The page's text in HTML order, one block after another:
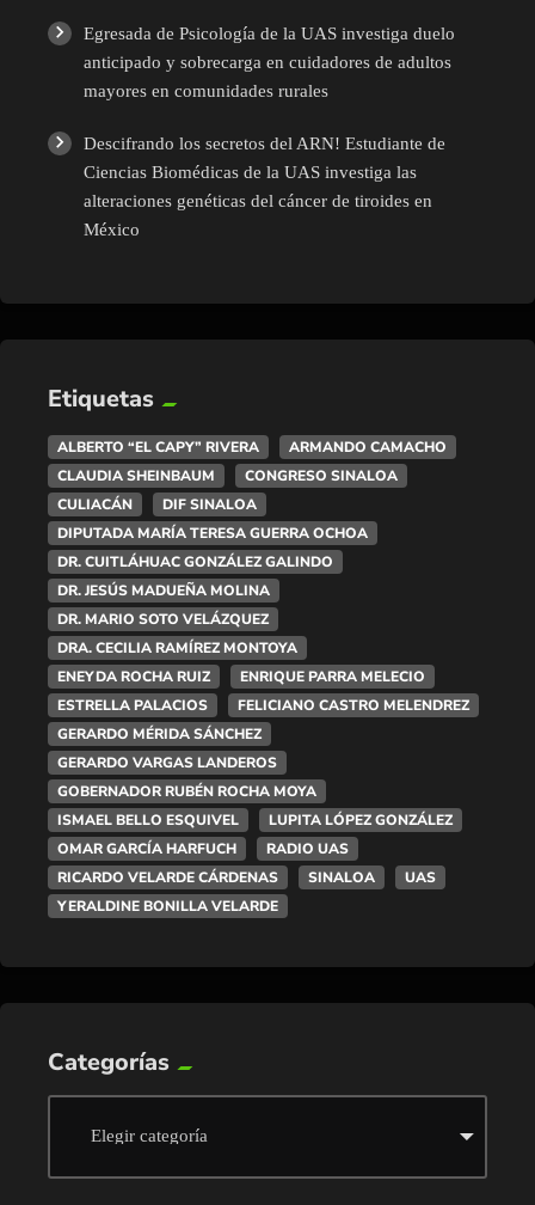
Egresada de Psicología de la UAS investiga duelo
anticipado y sobrecarga en cuidadores de adultos
mayores en comunidades rurales
Descifrando los secretos del ARN! Estudiante de
Ciencias Biomédicas de la UAS investiga las
alteraciones genéticas del cáncer de tiroides en
México
Etiquetas
ALBERTO “EL CAPY” RIVERA
ARMANDO CAMACHO
CLAUDIA SHEINBAUM
CONGRESO SINALOA
CULIACÁN
DIF SINALOA
DIPUTADA MARÍA TERESA GUERRA OCHOA
DR. CUITLÁHUAC GONZÁLEZ GALINDO
DR. JESÚS MADUEÑA MOLINA
DR. MARIO SOTO VELÁZQUEZ
DRA. CECILIA RAMÍREZ MONTOYA
ENEYDA ROCHA RUIZ
ENRIQUE PARRA MELECIO
ESTRELLA PALACIOS
FELICIANO CASTRO MELENDREZ
GERARDO MÉRIDA SÁNCHEZ
GERARDO VARGAS LANDEROS
GOBERNADOR RUBÉN ROCHA MOYA
ISMAEL BELLO ESQUIVEL
LUPITA LÓPEZ GONZÁLEZ
OMAR GARCÍA HARFUCH
RADIO UAS
RICARDO VELARDE CÁRDENAS
SINALOA
UAS
YERALDINE BONILLA VELARDE
Categorías